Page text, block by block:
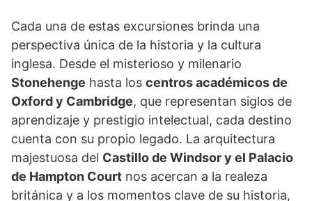
Cada una de estas excursiones brinda una
perspectiva única de la historia y la cultura
inglesa. Desde el misterioso y milenario
Stonehenge hasta los centros académicos de
Oxford y Cambridge, que representan siglos de
aprendizaje y prestigio intelectual, cada destino
cuenta con su propio legado. La arquitectura
majestuosa del Castillo de Windsor y el Palacio
de Hampton Court nos acercan a la realeza
británica y a los momentos clave de su historia,